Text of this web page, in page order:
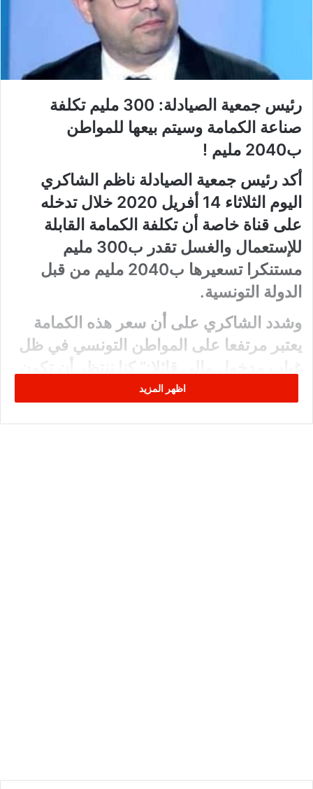
رئيس جمعية الصيادلة: 300 مليم تكلفة
صناعة الكمامة وسيتم بيعها للمواطن
ب2040 مليم !
أكد رئيس جمعية الصيادلة ناظم الشاكري
اليوم الثلاثاء 14 أفريل 2020 خلال تدخله
على قناة خاصة أن تكلفة الكمامة القابلة
للإستعمال والغسل تقدر ب300 مليم
مستنكرا تسعيرها ب2040 مليم من قبل
الدولة التونسية.
وشدد الشاكري على أن سعر هذه الكمامة
يعتبر مرتفعا على المواطن التونسي في ظل
هذه الكمامات مجانا في إطار مجهود وطني
اظهر المزيد